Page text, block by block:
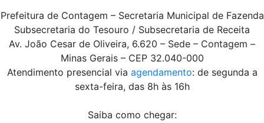
Prefeitura de Contagem – Secretaria Municipal de Fazenda
Subsecretaria do Tesouro / Subsecretaria de Receita
Av. João Cesar de Oliveira, 6.620 – Sede – Contagem –
Minas Gerais – CEP 32.040-000
Atendimento presencial via agendamento: de segunda a
sexta-feira, das 8h às 16h
Saiba como chegar: